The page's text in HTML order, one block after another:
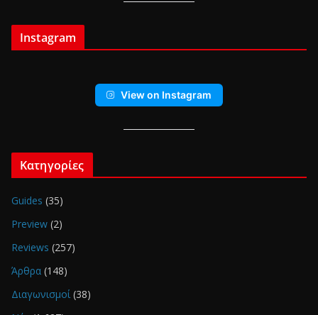
Instagram
View on Instagram
Κατηγορίες
Guides (35)
Preview (2)
Reviews (257)
Άρθρα (148)
Διαγωνισμοί (38)